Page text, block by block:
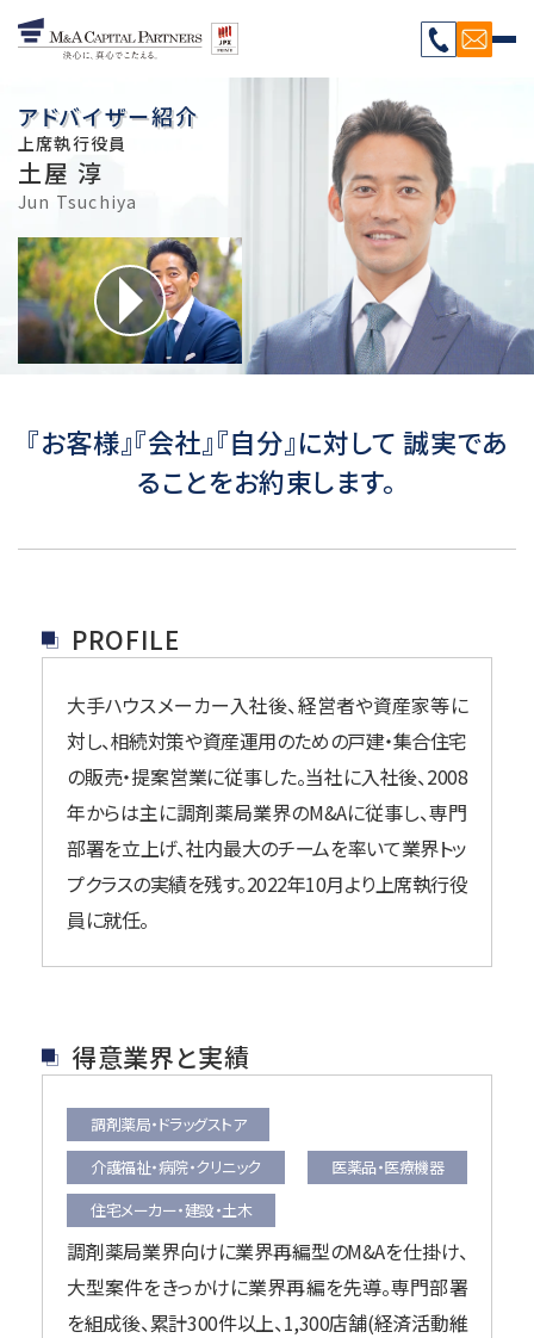
アドバイザー紹介
上席執行役員
土屋 淳
Jun Tsuchiya
『お客様』『会社』『自分』に対して 誠実であ
ることをお約束します。
PROFILE
大手ハウスメーカー入社後、経営者や資産家等に
対し、相続対策や資産運用のための戸建・集合住宅
の販売・提案営業に従事した。当社に入社後、2008
年からは主に調剤薬局業界のM&Aに従事し、専門
部署を立上げ、社内最大のチームを率いて業界トッ
プクラスの実績を残す。2022年10月より上席執行役
員に就任。
得意業界と実績
調剤薬局・ドラッグストア
介護福祉・病院・クリニック
医薬品・医療機器
住宅メーカー・建設・土木
調剤薬局業界向けに業界再編型のM&Aを仕掛け、
大型案件をきっかけに業界再編を先導。専門部署
を組成後、累計300件以上、1,300店舗(経済活動維